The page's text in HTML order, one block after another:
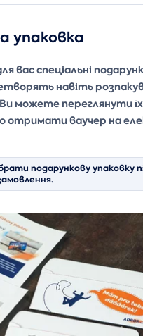
упаковка
вас спеціальні
навіть
можете переглянути
отримати ваучер на
подарункову упаковку